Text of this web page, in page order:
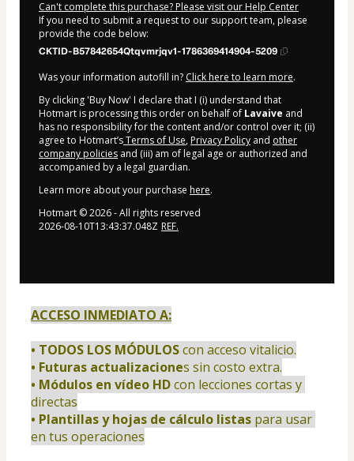
Can't complete this purchase? Please visit our Help Center
If you need to submit a request to our support team, please
provide the code below:
CKTID-B57842654Qtqvmrjqv1-1786369414904-5209
Was your information autofill in? Click here to learn more.
By clicking 'Buy Now' I declare that I (i) understand that
Hotmart is processing this order on behalf of Lavaive and
has no responsibility for the content and/or control over it; (ii)
agree to Hotmart’sTerms of Use, Privacy Policy and other
company policies and (iii) am of legal age or authorized and
accompanied by a legal guardian.
Learn more about your purchase here.
Hotmart ©2026- All rights reserved
2026-08-10T13:43:37.048Z REF.
ACCESO INMEDIATO A:
• TODOS LOS MÓDULOS con acceso vitalicio.
• Futuras actualizaciones sin costo extra.
• Módulos en vídeo HD con lecciones cortas y
directas
• Plantillas y hojas de cálculo listas para usar
en tus operaciones